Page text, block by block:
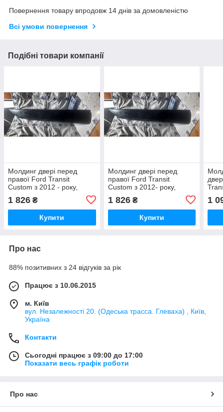
Повернення товару впродовж 14 днів за домовленістю
Всі умови повернення
Подібні товари компанії
Молдинг двері перед
правої Ford Transit
Custom з 2012 - року,
1 826 ₴
Купити
Молдинг двері перед
правої Ford Transit
Custom з 2012- року,
1 826₴
Купити
1
Про нас
88% позитивних з 24 відгуків за рік
Працює з 10.06.2015
м. Київ
вул. Незалежності 20. (Одеська трасса. Глеваха) , Київ,
Україна
Контакти
Сьогодні працює з 09:00 до 17:00
Показати весь графік роботи
Про нас